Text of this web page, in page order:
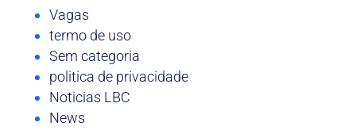
Vagas
termo de uso
Sem categoria
politica de privacidade
Noticias LBC
News